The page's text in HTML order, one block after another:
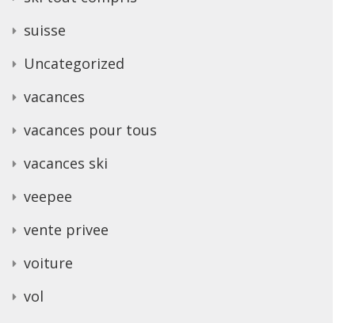
suisse
Uncategorized
vacances
vacances pour tous
vacances ski
veepee
vente privee
voiture
vol